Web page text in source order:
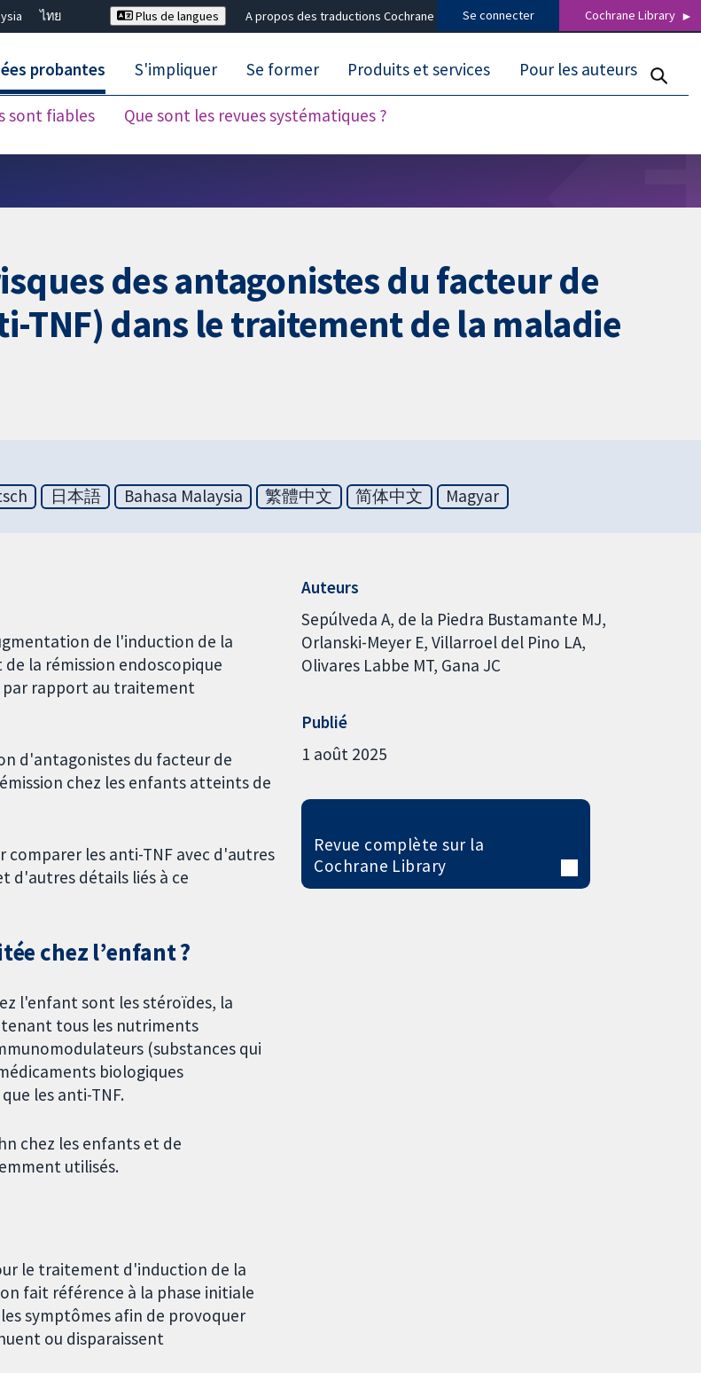
ไทย
Plus de langues A propos des traductions Cochrane Se connecter Cochrane Library
probantes
sont fiables Que sont les revues systématiques ?
S'impliquer Se former Produits et services Pour les auteurs
des antagonistes du facteur de
TNF) dans le traitement de la maladie
日本語 Bahasa Malaysia 繁體中文 简体中文 Magyar
de l'induction de la
la rémission endoscopique
par rapport au traitement
d'antagonistes du facteur de
chez les enfants atteints de
comparer les anti-TNF avec d'autres
d'autres détails liés à ce
chez l’enfant ?
l'enfant sont les stéroïdes, la
tous les nutriments
(substances qui
biologiques
les anti-TNF.
chez les enfants et de
utilisés.
le traitement d'induction de la
fait référence à la phase initiale
symptômes afin de provoquer
ou disparaissent
Auteurs
Sepúlveda A de la Piedra Bustamante MJ
Orlanski-Meyer E Villarroel del Pino LA
Olivares Labbe MT Gana JC
Publié
1 août 2025
Revue complète sur la
Cochrane Library